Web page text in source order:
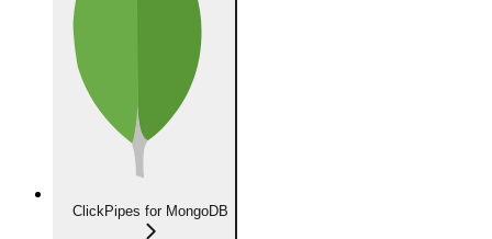
ClickPipes for MongoDB